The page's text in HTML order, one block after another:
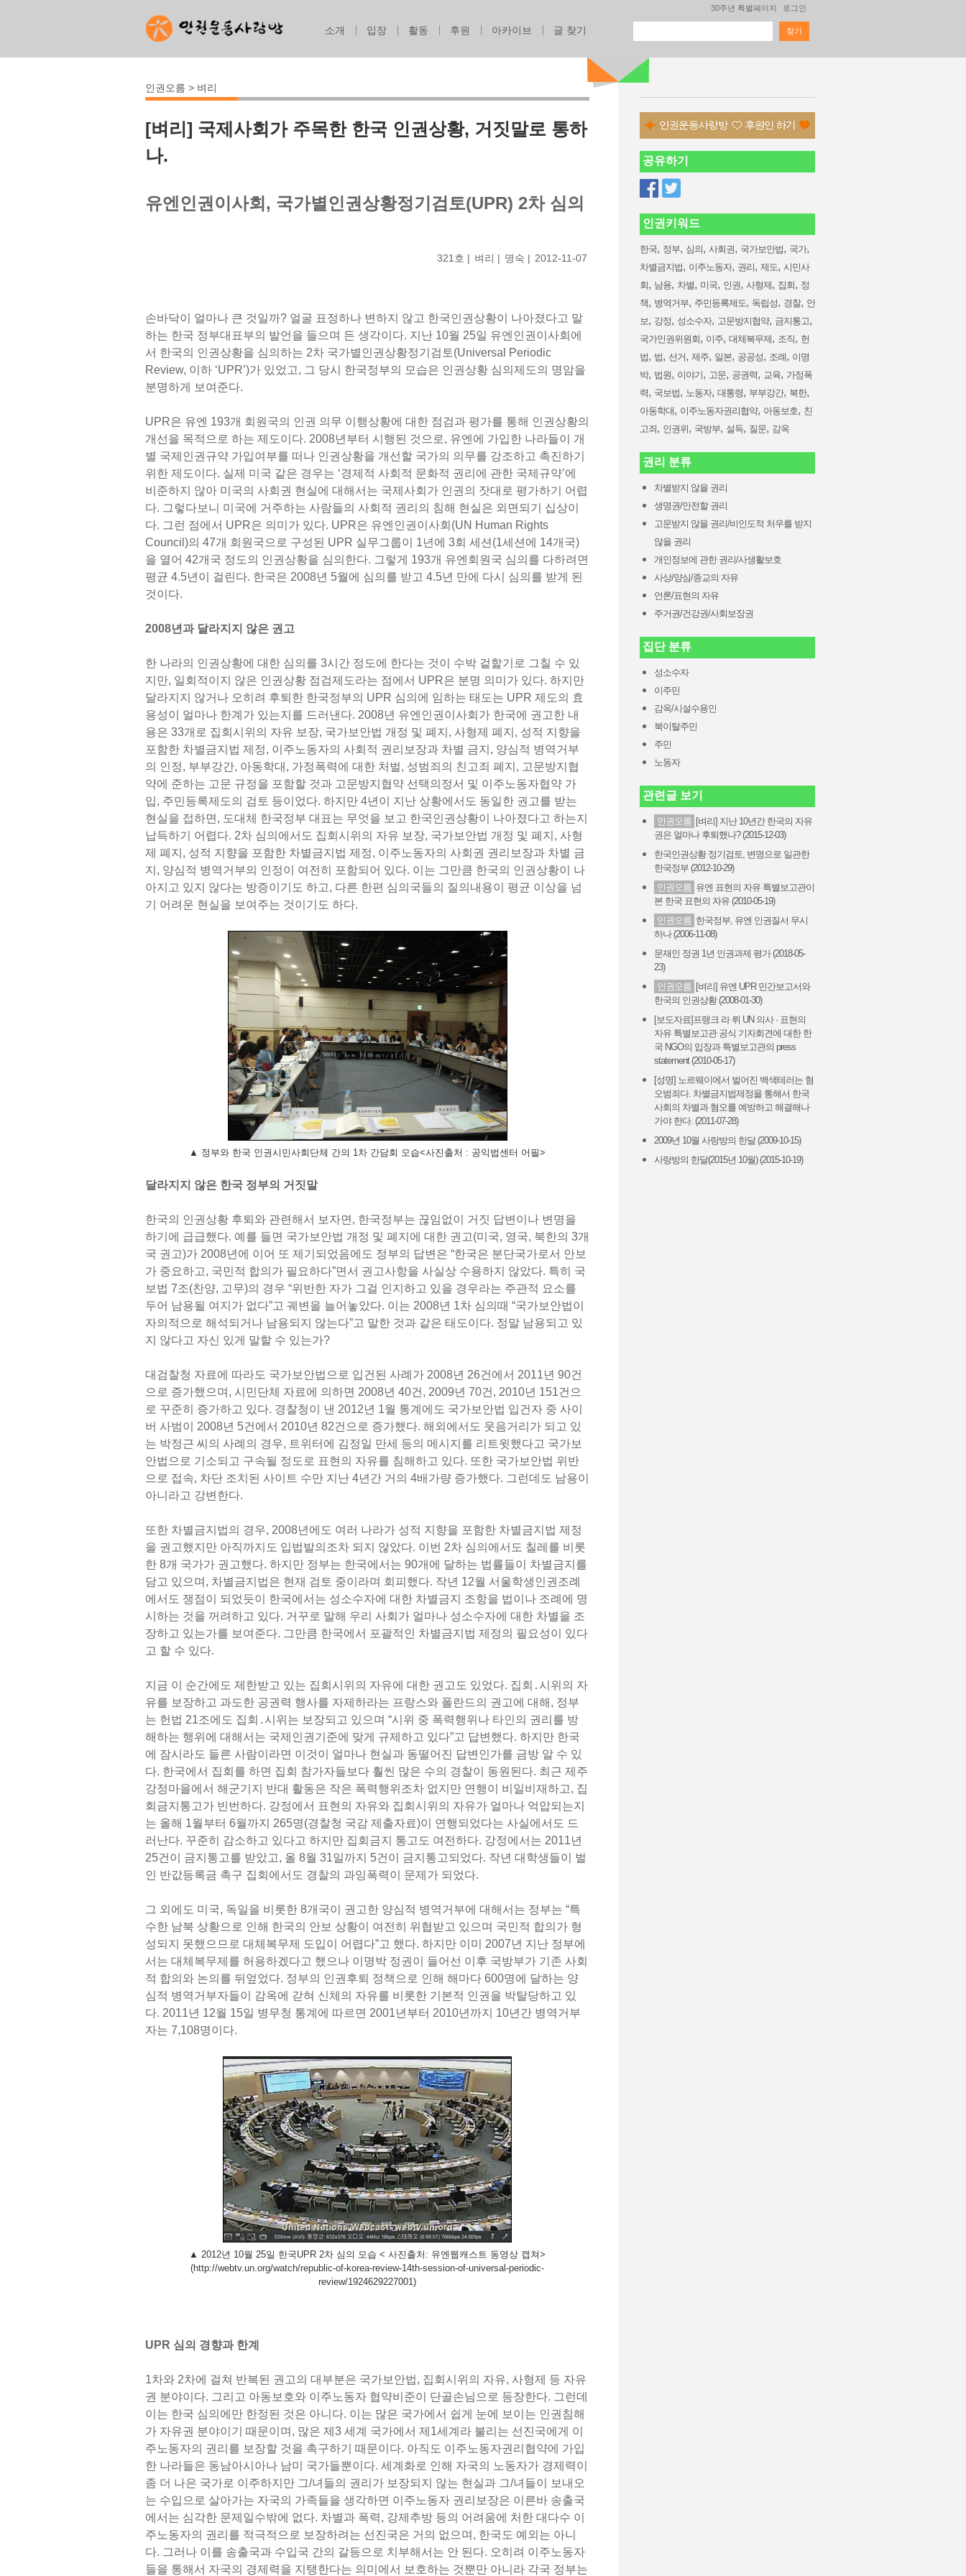
30주년 특별페이지 로그인
인권오름 > 벼리
[벼리] 국제사회가 주목한 한국 인권상황, 거짓말로 통하
나.
유엔인권이사회, 국가별인권상황정기검토(UPR) 2차 심의
321호 벼리 명숙 2012-11-07
손바닥이 얼마나 큰 것일까? 얼굴 표정하나 변하지 않고 한국인권상황이 나아졌다고 말
하는 한국 정부대표부의 발언을 들으며 든 생각이다. 지난 10월 25일 유엔인권이사회에
서 한국의 인권상황을 심의하는 2차 국가별인권상황정기검토(Universal Periodic
Review, 이하 ‘UPR’)가 있었고, 그 당시 한국정부의 모습은 인권상황 심의제도의 명암을
분명하게 보여준다.
UPR은 유엔 193개 회원국의 인권 의무 이행상황에 대한 점검과 평가를 통해 인권상황의
개선을 목적으로 하는 제도이다. 2008년부터 시행된 것으로, 유엔에 가입한 나라들이 개
별 국제인권규약 가입여부를 떠나 인권상황을 개선할 국가의 의무를 강조하고 촉진하기
위한 제도이다. 실제 미국 같은 경우는 ‘경제적 사회적 문화적 권리에 관한 국제규약’에
비준하지 않아 미국의 사회권 현실에 대해서는 국제사회가 인권의 잣대로 평가하기 어렵
다. 그렇다보니 미국에 거주하는 사람들의 사회적 권리의 침해 현실은 외면되기 십상이
다. 그런 점에서 UPR은 의미가 있다. UPR은 유엔인권이사회(UN Human Rights
Council)의 47개 회원국으로 구성된 UPR 실무그룹이 1년에 3회 세션(1세션에 14개국)
을 열어 42개국 정도의 인권상황을 심의한다. 그렇게 193개 유엔회원국 심의를 다하려면
평균 4.5년이 걸린다. 한국은 2008년 5월에 심의를 받고 4.5년 만에 다시 심의를 받게 된
것이다.
2008년과 달라지지 않은 권고
한 나라의 인권상황에 대한 심의를 3시간 정도에 한다는 것이 수박 겉핥기로 그칠 수 있
지만, 일회적이지 않은 인권상황 점검제도라는 점에서 UPR은 분명 의미가 있다. 하지만
달라지지 않거나 오히려 후퇴한 한국정부의 UPR 심의에 임하는 태도는 UPR 제도의 효
용성이 얼마나 한계가 있는지를 드러낸다. 2008년 유엔인권이사회가 한국에 권고한 내
용은 33개로 집회시위의 자유 보장, 국가보안법 개정 및 폐지, 사형제 폐지, 성적 지향을
포함한 차별금지법 제정, 이주노동자의 사회적 권리보장과 차별 금지, 양심적 병역거부
의 인정, 부부강간, 아동학대, 가정폭력에 대한 처벌, 성범죄의 친고죄 폐지, 고문방지협
약에 준하는 고문 규정을 포함할 것과 고문방지협약 선택의정서 및 이주노동자협약 가
입, 주민등록제도의 검토 등이었다. 하지만 4년이 지난 상황에서도 동일한 권고를 받는
현실을 접하면, 도대체 한국정부 대표는 무엇을 보고 한국인권상황이 나아졌다고 하는지
납득하기 어렵다. 2차 심의에서도 집회시위의 자유 보장, 국가보안법 개정 및 폐지, 사형
제 폐지, 성적 지향을 포함한 차별금지법 제정, 이주노동자의 사회권 권리보장과 차별 금
지, 양심적 병역거부의 인정이 여전히 포함되어 있다. 이는 그만큼 한국의 인권상황이 나
아지고 있지 않다는 방증이기도 하고, 다른 한편 심의국들의 질의내용이 평균 이상을 넘
기 어려운 현실을 보여주는 것이기도 하다.
▲ 정부와 한국 인권시민사회단체 간의 1차 간담회 모습<사진출처 : 공익법센터 어필>
달라지지 않은 한국 정부의 거짓말
한국의 인권상황 후퇴와 관련해서 보자면, 한국정부는 끊임없이 거짓 답변이나 변명을
하기에 급급했다. 예를 들면 국가보안법 개정 및 폐지에 대한 권고(미국, 영국, 북한의 3개
국 권고)가 2008년에 이어 또 제기되었음에도 정부의 답변은 “한국은 분단국가로서 안보
가 중요하고, 국민적 합의가 필요하다”면서 권고사항을 사실상 수용하지 않았다. 특히 국
보법 7조(찬양, 고무)의 경우 “위반한 자가 그걸 인지하고 있을 경우라는 주관적 요소를
두어 남용될 여지가 없다”고 궤변을 늘어놓았다. 이는 2008년 1차 심의때 “국가보안법이
자의적으로 해석되거나 남용되지 않는다”고 말한 것과 같은 태도이다. 정말 남용되고 있
지 않다고 자신 있게 말할 수 있는가?
대검찰청 자료에 따라도 국가보안법으로 입건된 사례가 2008년 26건에서 2011년 90건
으로 증가했으며, 시민단체 자료에 의하면 2008년 40건, 2009년 70건, 2010년 151건으
로 꾸준히 증가하고 있다. 경찰청이 낸 2012년 1월 통계에도 국가보안법 입건자 중 사이
버 사범이 2008년 5건에서 2010년 82건으로 증가했다. 해외에서도 웃음거리가 되고 있
는 박정근 씨의 사례의 경우, 트위터에 김정일 만세 등의 메시지를 리트윗했다고 국가보
안법으로 기소되고 구속될 정도로 표현의 자유를 침해하고 있다. 또한 국가보안법 위반
으로 접속, 차단 조치된 사이트 수만 지난 4년간 거의 4배가량 증가했다. 그런데도 남용이
아니라고 강변한다.
또한 차별금지법의 경우, 2008년에도 여러 나라가 성적 지향을 포함한 차별금지법 제정
을 권고했지만 아직까지도 입법발의조차 되지 않았다. 이번 2차 심의에서도 칠레를 비롯
한 8개 국가가 권고했다. 하지만 정부는 한국에서는 90개에 달하는 법률들이 차별금지를
담고 있으며, 차별금지법은 현재 검토 중이라며 회피했다. 작년 12월 서울학생인권조례
에서도 쟁점이 되었듯이 한국에서는 성소수자에 대한 차별금지 조항을 법이나 조례에 명
시하는 것을 꺼려하고 있다. 거꾸로 말해 우리 사회가 얼마나 성소수자에 대한 차별을 조
장하고 있는가를 보여준다. 그만큼 한국에서 포괄적인 차별금지법 제정의 필요성이 있다
고 할 수 있다.
지금 이 순간에도 제한받고 있는 집회시위의 자유에 대한 권고도 있었다. 집회․시위의 자
유를 보장하고 과도한 공권력 행사를 자제하라는 프랑스와 폴란드의 권고에 대해, 정부
는 헌법 21조에도 집회․시위는 보장되고 있으며 “시위 중 폭력행위나 타인의 권리를 방
해하는 행위에 대해서는 국제인권기준에 맞게 규제하고 있다”고 답변했다. 하지만 한국
에 잠시라도 들른 사람이라면 이것이 얼마나 현실과 동떨어진 답변인가를 금방 알 수 있
다. 한국에서 집회를 하면 집회 참가자들보다 훨씬 많은 수의 경찰이 동원된다. 최근 제주
강정마을에서 해군기지 반대 활동은 작은 폭력행위조차 없지만 연행이 비일비재하고, 집
회금지통고가 빈번하다. 강정에서 표현의 자유와 집회시위의 자유가 얼마나 억압되는지
는 올해 1월부터 6월까지 265명(경찰청 국감 제출자료)이 연행되었다는 사실에서도 드
러난다. 꾸준히 감소하고 있다고 하지만 집회금지 통고도 여전하다. 강정에서는 2011년
25건이 금지통고를 받았고, 올 8월 31일까지 5건이 금지통고되었다. 작년 대학생들이 벌
인 반값등록금 촉구 집회에서도 경찰의 과잉폭력이 문제가 되었다.
그 외에도 미국, 독일을 비롯한 8개국이 권고한 양심적 병역거부에 대해서는 정부는 “특
수한 남북 상황으로 인해 한국의 안보 상황이 여전히 위협받고 있으며 국민적 합의가 형
성되지 못했으므로 대체복무제 도입이 어렵다”고 했다. 하지만 이미 2007년 지난 정부에
서는 대체복무제를 허용하겠다고 했으나 이명박 정권이 들어선 이후 국방부가 기존 사회
적 합의와 논의를 뒤엎었다. 정부의 인권후퇴 정책으로 인해 해마다 600명에 달하는 양
심적 병역거부자들이 감옥에 갇혀 신체의 자유를 비롯한 기본적 인권을 박탈당하고 있
다. 2011년 12월 15일 병무청 통계에 따르면 2001년부터 2010년까지 10년간 병역거부
자는 7,108명이다.
▲ 2012년 10월 25일 한국UPR 2차 심의 모습 < 사진출처: 유엔웹캐스트 동영상 캡쳐>
(http://webtv.un.org/watch/republic-of-korea-review-14th-session-of-universal-periodic-
review/1924629227001)
UPR 심의 경향과 한계
1차와 2차에 걸쳐 반복된 권고의 대부분은 국가보안법, 집회시위의 자유, 사형제 등 자유
권 분야이다. 그리고 아동보호와 이주노동자 협약비준이 단골손님으로 등장한다. 그런데
이는 한국 심의에만 한정된 것은 아니다. 이는 많은 국가에서 쉽게 눈에 보이는 인권침해
가 자유권 분야이기 때문이며, 많은 제3 세계 국가에서 제1세계라 불리는 선진국에게 이
주노동자의 권리를 보장할 것을 촉구하기 때문이다. 아직도 이주노동자권리협약에 가입
한 나라들은 동남아시아나 남미 국가들뿐이다. 세계화로 인해 자국의 노동자가 경제력이
좀 더 나은 국가로 이주하지만 그/녀들의 권리가 보장되지 않는 현실과 그/녀들이 보내오
는 수입으로 살아가는 자국의 가족들을 생각하면 이주노동자 권리보장은 이른바 송출국
에서는 심각한 문제일수밖에 없다. 차별과 폭력, 강제추방 등의 어려움에 처한 대다수 이
주노동자의 권리를 적극적으로 보장하려는 선진국은 거의 없으며, 한국도 예외는 아니
다. 그러나 이를 송출국과 수입국 간의 갈등으로 치부해서는 안 된다. 오히려 이주노동자
들을 통해서 자국의 경제력을 지탱한다는 의미에서 보호하는 것뿐만 아니라 각국 정부는
검색 폼
소개 입장 활동 후원 아카이브 글 찾기
공유하기
인권키워드
한국, 정부, 심의, 사회권, 국가보안법, 국가,
차별금지법, 이주노동자, 권리, 제도, 시민사
회, 남용, 차별, 미국, 인권, 사형제, 집회, 정
책, 병역거부, 주민등록제도, 독립성, 경찰, 안
보, 강정, 성소수자, 고문방지협약, 금지통고,
국가인권위원회, 이주, 대체복무제, 조직, 헌
법, 법, 선거, 제주, 일본, 공공성, 조례, 이명
박, 법원, 이야기, 고문, 공권력, 교육, 가정폭
력, 국보법, 노동자, 대통령, 부부강간, 북한,
아동학대, 이주노동자권리협약, 아동보호, 친
고죄, 인권위, 국방부, 설득, 질문, 감옥
권리 분류
차별받지 않을 권리
생명권/안전할 권리
고문받지 않을 권리/비인도적 처우를 받지
않을 권리
개인정보에 관한 권리/사생활보호
사상/양심/종교의 자유
언론/표현의 자유
주거권/건강권/사회보장권
집단 분류
성소수자
이주민
감옥/시설수용인
북이탈주민
주민
노동자
관련글 보기
인권오름 [벼리] 지난 10년간 한국의 자유
권은 얼마나 후퇴했나? (2015-12-03)
한국인권상황 정기검토, 변명으로 일관한
한국정부 (2012-10-29)
인권오름 유엔 표현의 자유 특별보고관이
본 한국 표현의 자유 (2010-05-19)
인권오름 한국정부, 유엔 인권질서 무시
하나 (2006-11-08)
문재인 정권 1년 인권과제 평가 (2018-05-
23)
인권오름 [벼리] 유엔 UPR 민간보고서와
한국의 인권상황 (2008-01-30)
[보도자료]프랭크 라 뤼 UN 의사 · 표현의
자유 특별보고관 공식 기자회견에 대한 한
국 NGO의 입장과 특별보고관의 press
statement (2010-05-17)
[성명] 노르웨이에서 벌어진 백색테러는 혐
오범죄다. 차별금지법제정을 통해서 한국
사회의 차별과 혐오를 예방하고 해결해나
가야 한다. (2011-07-28)
2009년 10월 사랑방의 한달 (2009-10-15)
사랑방의 한달(2015년 10월) (2015-10-19)